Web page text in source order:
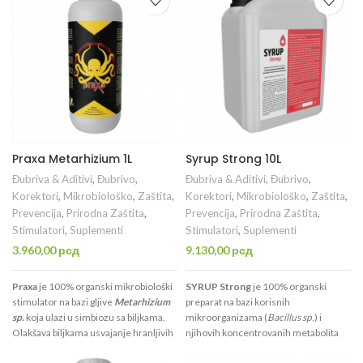
beskičmenjaka i minerale kao što su
azot, fosfor i kalijum koji su
esencijalni za razvoj biljaka. Proizvodi
brojne ekstracelularne enzime:
celulazu, hitanazu, lipazu, proteazu,
glukoidazu, koji razlažu kompleksna
organska jedinjenja.
beskičmenjaka i minerale kao što su
azot, fosfor i kalijum koji su
esencijalni za razvoj biljaka. Proizvodi
brojne ekstracelularne enzime:
celulazu, hitanazu, lipazu, proteazu,
glukoidazu, koji razlažu kompleksna
organska jedinjenja.
Praxa Metarhizium 1L
Đubriva & Aditivi, Đubrivo,
Korektori, Mikrobiološko, Zaštita,
Prevencija, Prirodna Zaštita,
Stimulatori, Suplementi
3.960,00рсд
Praxa je 100% organski mikrobiološki
stimulator na bazi gljive Metarhizium
sp. koja ulazi u simbiozu sa biljkama.
Olakšava biljkama usvajanje hranljivih
Syrup Strong 10L
Đubriva & Aditivi, Đubrivo,
Korektori, Mikrobiološko, Zaštita,
Prevencija, Prirodna Zaštita,
Stimulatori, Suplementi
9.130,00рсд
SYRUP Strong je 100% organski
preparat na bazi korisnih
mikroorganizama (Bacillus sp.) i
njihovih koncentrovanih metabolita